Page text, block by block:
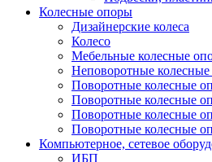
Колесные опоры
Дизайнерские колеса
Колесо
Мебельные колесные
Неповоротные
Поворотные колесные
Поворотные колесные
Поворотные колесные
Поворотные колесные
Компьютерное, сетевое
ИБП